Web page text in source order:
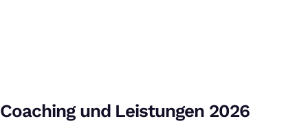
Coaching und Leistungen 2026